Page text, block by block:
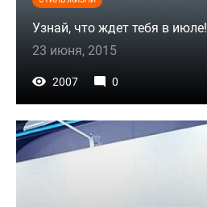
Узнай, что ждет тебя в июле!
23 июня, 2015
2007 0